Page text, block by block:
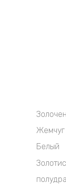
Жемчуг
Белый